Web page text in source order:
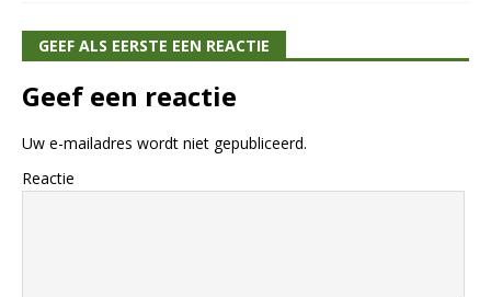
GEEF ALS EERSTE EEN REACTIE
Geef een reactie
Uw e-mailadres wordt niet gepubliceerd.
Reactie